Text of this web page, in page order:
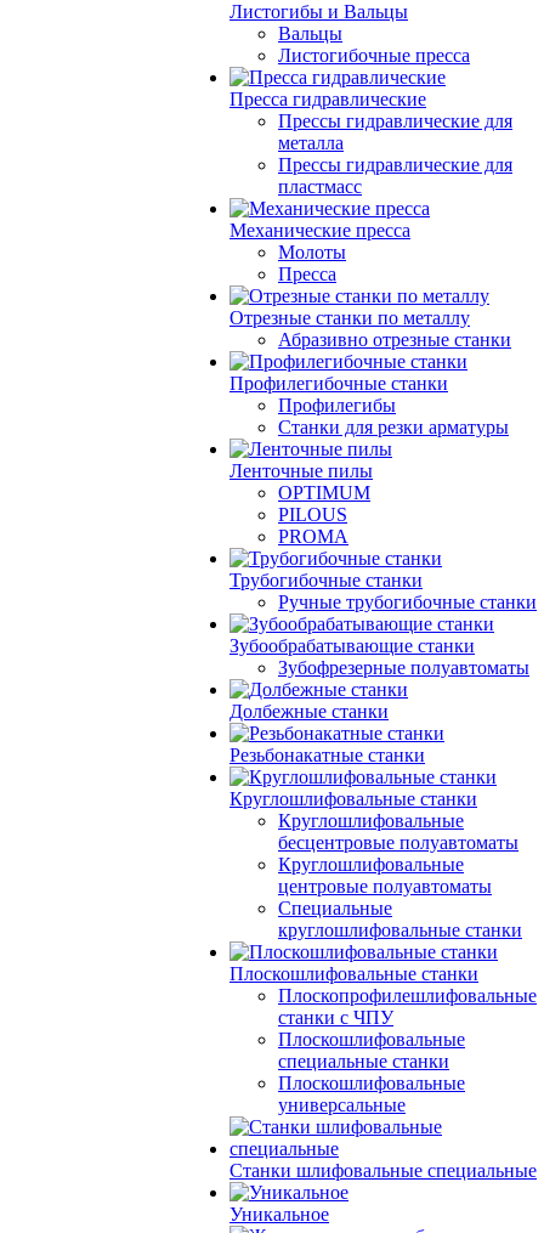
Листогибы и Вальцы
Вальцы
Листогибочные пресса
Пресса гидравлические
Прессы гидравлические для
металла
Прессы гидравлические для
пластмасс
Механические пресса
Молоты
Пресса
Отрезные станки по металлу
Абразивно отрезные станки
Профилегибочные станки
Профилегибы
Станки для резки арматуры
Ленточные пилы
OPTIMUM
PILOUS
PROMA
Трубогибочные станки
Ручные трубогибочные станки
Зубообрабатывающие станки
Зубофрезерные полуавтоматы
Долбежные станки
Резьбонакатные станки
Круглошлифовальные станки
Круглошлифовальные
бесцентровые полуавтоматы
Круглошлифовальные
центровые полуавтоматы
Специальные
круглошлифовальные станки
Плоскошлифовальные станки
Плоскопрофилешлифовальные
станки с ЧПУ
Плоскошлифовальные
специальные станки
Плоскошлифовальные
универсальные
Станки шлифовальные специальные
Уникальное